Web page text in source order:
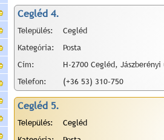
Cegléd 4.
Település:
Cegléd
Kategória:
Posta
Cím:
H-2700 Cegléd,
Telefon:
(+36 53) 310-750
Cegléd 5.
Település:
Cegléd